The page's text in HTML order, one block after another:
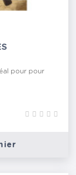
pour pour